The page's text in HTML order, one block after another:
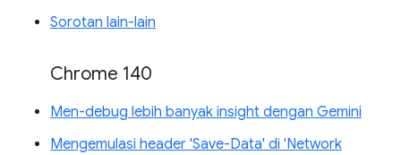
Sorotan lain-lain
Chrome 140
Men-debug lebih banyak insight dengan Gemini
Mengemulasi header 'Save-Data' di 'Network